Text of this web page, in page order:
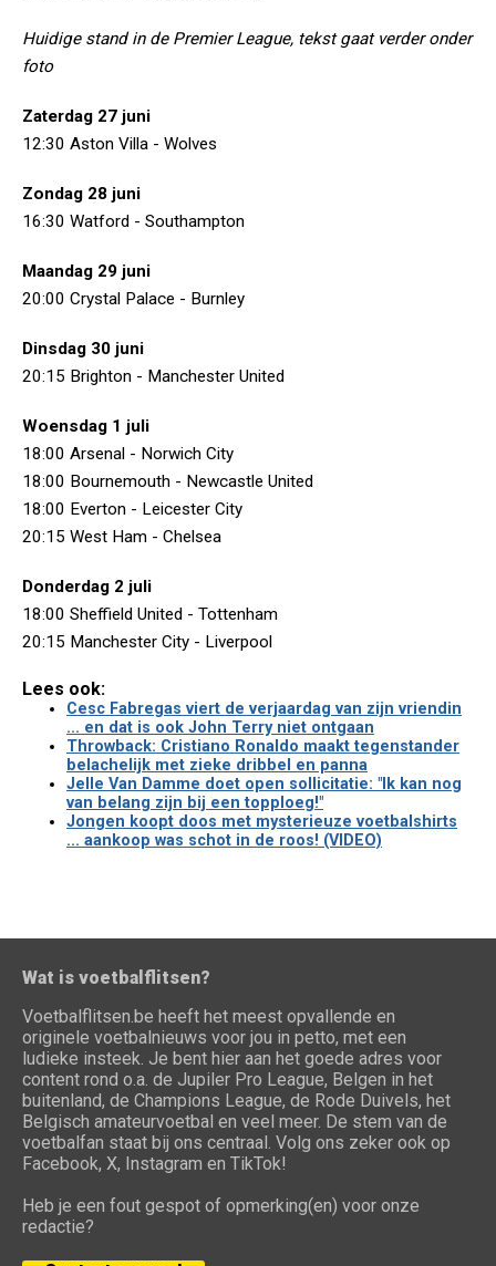
Huidige stand in de Premier League, tekst gaat verder onder
foto
Zaterdag 27 juni
12:30 Aston Villa - Wolves
Zondag 28 juni
16:30 Watford - Southampton
Maandag 29 juni
20:00 Crystal Palace - Burnley
Dinsdag 30 juni
20:15 Brighton - Manchester United
Woensdag 1 juli
18:00 Arsenal - Norwich City
18:00 Bournemouth - Newcastle United
18:00 Everton - Leicester City
20:15 West Ham - Chelsea
Donderdag 2 juli
18:00 Sheffield United - Tottenham
20:15 Manchester City - Liverpool
Lees ook:
Cesc Fabregas viert de verjaardag van zijn vriendin
... en dat is ook John Terry niet ontgaan
Throwback: Cristiano Ronaldo maakt tegenstander
belachelijk met zieke dribbel en panna
Jelle Van Damme doet open sollicitatie: "Ik kan nog
van belang zijn bij een topploeg!"
Jongen koopt doos met mysterieuze voetbalshirts
... aankoop was schot in de roos! (VIDEO)
Wat is voetbalflitsen?
Voetbalflitsen.be heeft het meest opvallende en
originele voetbalnieuws voor jou in petto, met een
ludieke insteek. Je bent hier aan het goede adres voor
content rond o.a. de Jupiler Pro League, Belgen in het
buitenland, de Champions League, de Rode Duivels, het
Belgisch amateurvoetbal en veel meer. De stem van de
voetbalfan staat bij ons centraal. Volg ons zeker ook op
Facebook, X, Instagram en TikTok!
Heb je een fout gespot of opmerking(en) voor onze
redactie?